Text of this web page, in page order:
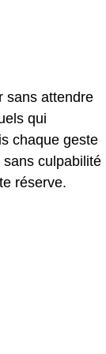
sans attendre
qui
chaque geste
culpabilité
réserve.